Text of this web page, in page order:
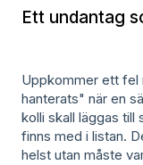
Ett undantag
Uppkommer ett fel
hanterats" när en
kolli skall läggas till
finns med i listan.
helst utan måste